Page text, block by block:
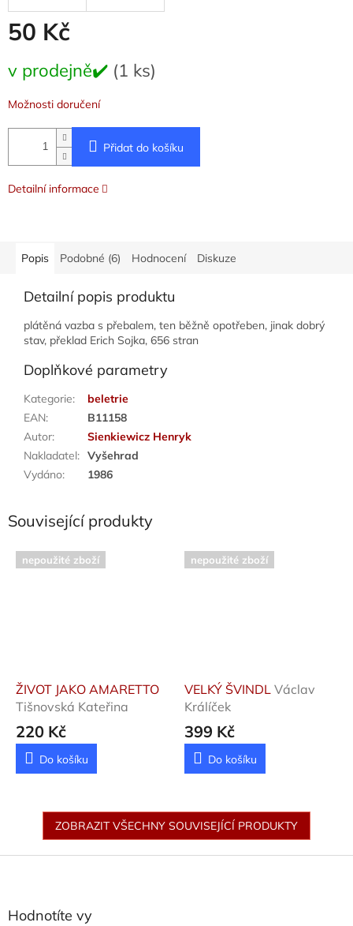
50 Kč
cena:
v prodejně✔️ (1 ks)
Možnosti doručení
Přidat do košíku
Detailní informace
Popis Podobné (6) Hodnocení Diskuze
Detailní popis produktu
plátěná vazba s přebalem, ten běžně opotřeben, jinak dobrý
stav, překlad Erich Sojka, 656 stran
Doplňkové parametry
Kategorie:
beletrie
EAN:
B11158
Autor:
Sienkiewicz Henryk
Nakladatel: Vyšehrad
Vydáno: 1986
Související produkty
nepoužité zboží
ŽIVOT JAKO AMARETTO
Tišnovská Kateřina
220 Kč
Do košíku
nepoužité zboží
VELKÝ ŠVINDL Václav
Králíček
399 Kč
Do košíku
ZOBRAZIT VŠECHNY SOUVISEJÍCÍ PRODUKTY
Hodnotíte vy